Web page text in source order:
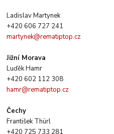
Ladislav Martynek
+420 606 727 241
martynek@rematiptop.cz
Jižní Morava
Luďěk Hamr
+420 602 112 308
hamr@rematiptop.cz
Čechy
František Thürl